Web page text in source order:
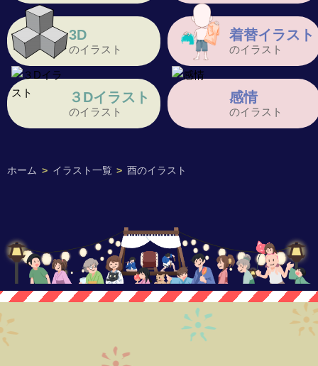
ホーム > イラスト一覧 > 酉のイラスト
3D
のイラスト
着替イラスト
のイラスト
３Dイラスト
のイラスト
感情
のイラスト